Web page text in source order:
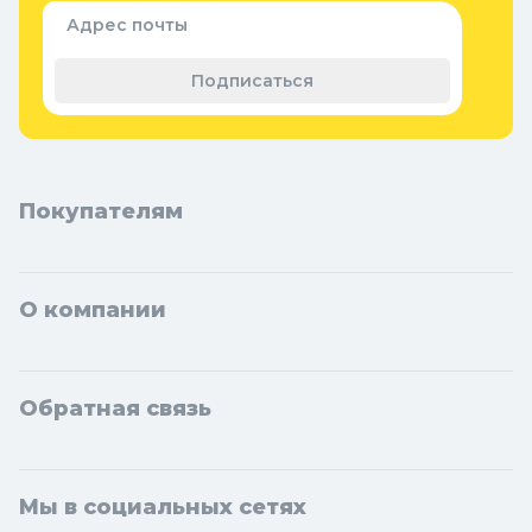
Семена и растения
Теплицы, парники и укрывной
Адрес почты
Подписаться
Покупателям
О компании
Обратная связь
Мы в социальных сетях